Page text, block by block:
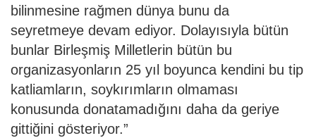
bilinmesine rağmen dünya bunu da
seyretmeye devam ediyor. Dolayısıyla bütün
bunlar Birleşmiş Milletlerin bütün bu
organizasyonların 25 yıl boyunca kendini bu tip
katliamların, soykırımların olmaması
konusunda donatamadığını daha da geriye
gittiğini gösteriyor.”